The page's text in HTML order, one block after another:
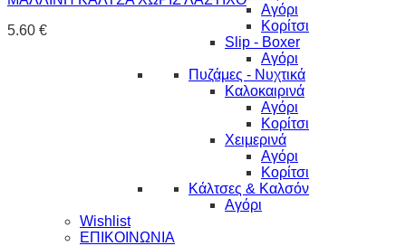
Αγόρι
Κορίτσι
Slip - Boxer
Αγόρι
Πυζάμες - Νυχτικά
Καλοκαιρινά
Αγόρι
Κορίτσι
Χειμερινά
Αγόρι
Κορίτσι
Κάλτσες & Καλσόν
Αγόρι
Wishlist
ΕΠΙΚΟΙΝΩΝΙΑ
5.60 €